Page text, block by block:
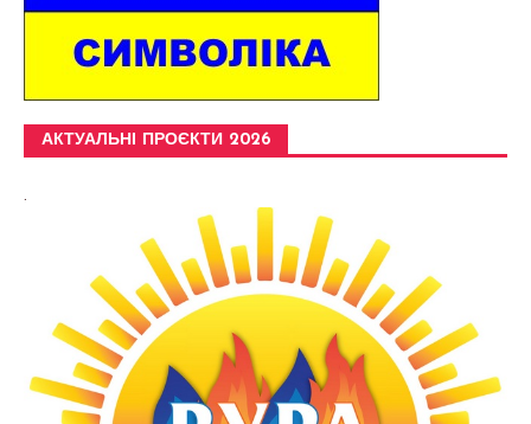
АКТУАЛЬНІ ПРОЄКТИ 2026
.